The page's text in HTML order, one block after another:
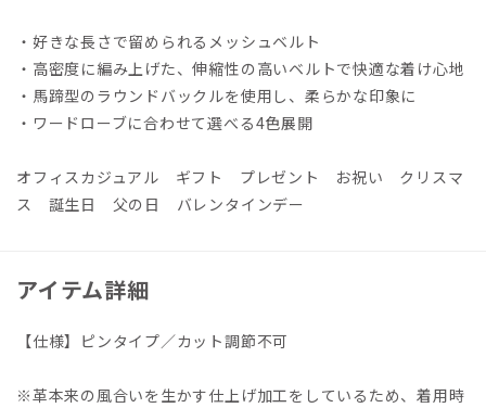
・好きな長さで留められるメッシュベルト
・高密度に編み上げた、伸縮性の高いベルトで快適な着け心地
・馬蹄型のラウンドバックルを使用し、柔らかな印象に
・ワードローブに合わせて選べる4色展開
オフィスカジュアル ギフト プレゼント お祝い クリスマ
ス 誕生日 父の日 バレンタインデー
アイテム詳細
【仕様】ピンタイプ／カット調節不可
※革本来の風合いを生かす仕上げ加工をしているため、着用時